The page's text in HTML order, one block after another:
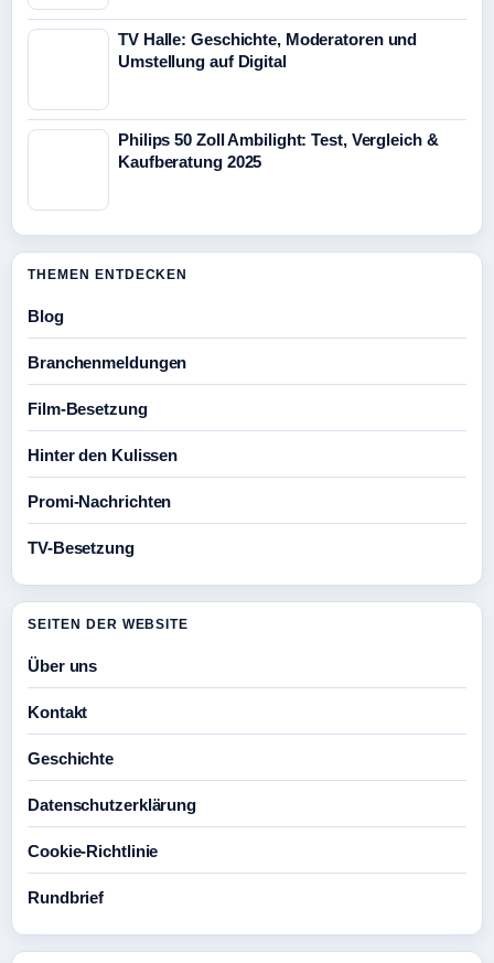
TV Halle: Geschichte, Moderatoren und
Umstellung auf Digital
Philips 50 Zoll Ambilight: Test, Vergleich &
Kaufberatung 2025
THEMEN ENTDECKEN
Blog
Branchenmeldungen
Film-Besetzung
Hinter den Kulissen
Promi-Nachrichten
TV-Besetzung
SEITEN DER WEBSITE
Über uns
Kontakt
Geschichte
Datenschutzerklärung
Cookie-Richtlinie
Rundbrief